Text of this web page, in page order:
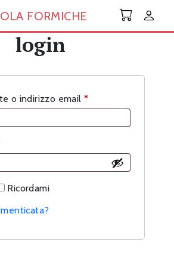
FORMICHE
login
o indirizzo email *Richiesto
Ricordami